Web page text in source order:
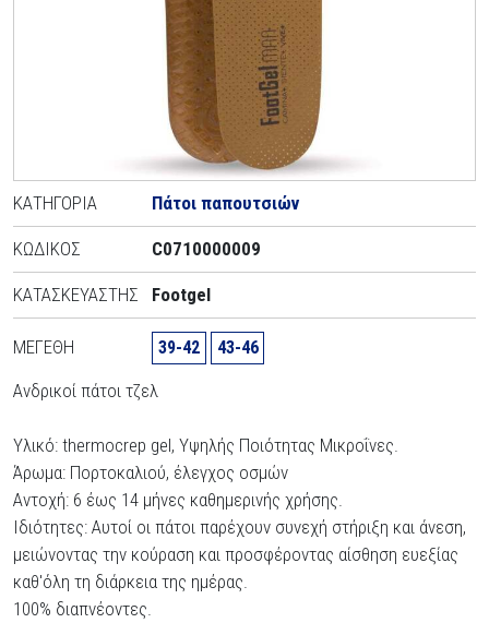
ΚΑΤΗΓΟΡΊΑ Πάτοι παπουτσιών
ΚΩΔΙΚΌΣ C0710000009
ΚΑΤΑΣΚΕΥΑΣΤΉΣ Footgel
ΜΕΓΈΘΗ 39-42 43-46
Ανδρικοί πάτοι τζελ
Υλικό: thermocrep gel, Υψηλής Ποιότητας Μικροΐνες.
Άρωμα: Πορτοκαλιού, έλεγχος οσμών
Αντοχή: 6 έως 14 μήνες καθημερινής χρήσης.
Ιδιότητες: Αυτοί οι πάτοι παρέχουν συνεχή στήριξη και άνεση,
μειώνοντας την κούραση και προσφέροντας αίσθηση ευεξίας
καθ'όλη τη διάρκεια της ημέρας.
100% διαπνέοντες.